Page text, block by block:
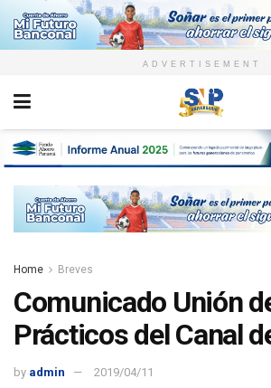
ADVERTISEMENT
Home Breves
Comunicado Unión
Prácticos del Canal
by admin 2019/04/11